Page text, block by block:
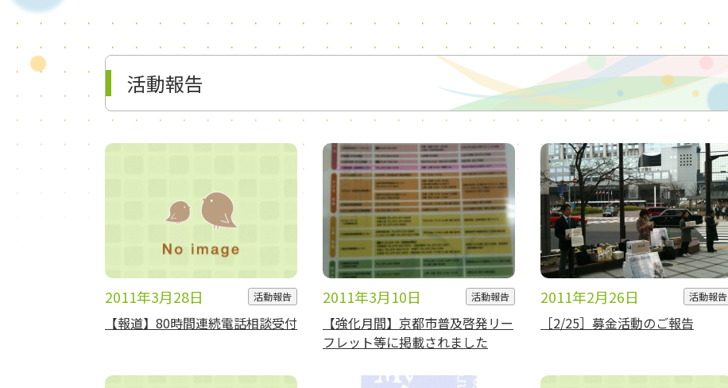
活動報告
2011年3月28日 活動報告
【報道】80時間連続電話相談受付
2011年3月10日 活動報告
【強化月間】京都市普及啓発リー
フレット等に掲載されました
2011年2月26日 活動報告
［2/25］募金活動のご報告